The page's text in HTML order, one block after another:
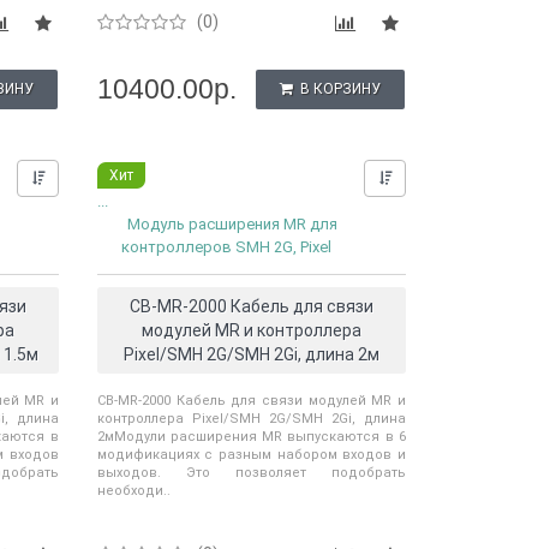
(0)
10400.00р. В КОРЗИНУ
Нашли дешевле?
1.5м
MR и
длина
в
входов
Хит
...
Модуль расширения MR для
контроллеров SMH 2G, Pixel
CB-MR-2000 Кабель для связи
модулей MR и контроллера
Pixel/SMH 2G/SMH 2Gi, длина 2м
CB-MR-2000 Кабель для связи модулей MR и
контроллера Pixel/SMH 2G/SMH 2Gi, длина
2мМодули расширения MR выпускаются в 6
модификациях с разным набором входов и
выходов. Это позволяет подобрать
необходи..